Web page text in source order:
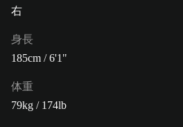
右
身長
185cm / 6'1"
体重
79kg / 174lb